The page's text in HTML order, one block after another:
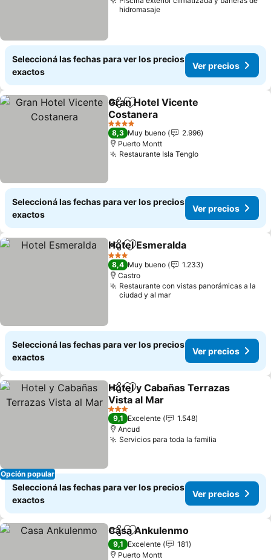
hidromasaje
Seleccioná las fechas para ver los precios
exactos
Ver precios
CompartirAñadir a favoritos
Gran Hotel Vicente
Costanera
Ver precios
4 Estrellas
8,3 Muy bueno
2.996
Puerto Montt
Restaurante Isla TengloVer precios
Seleccioná las fechas para ver los precios
exactos
Ver precios
CompartirAñadir a favoritos
Hotel Esmeralda
3 Estrellas
8,4 Muy bueno
1.233
Castro
Restaurante con vistas panorámicas a la
ciudad y al mar
Seleccioná las fechas para ver los precios
exactos
Ver precios
Opción popular
CompartirAñadir a favoritos
Hotel y Cabañas Terrazas
Vista al Mar
Ver precios
3 Estrellas
9,1 Excelente
1.548
Ancud
Servicios para toda la familia
Seleccioná las fechas para ver los precios
exactos
Ver precios
CompartirAñadir a favoritos
Casa Ankulenmo
9,1 Excelente
181
Puerto Montt